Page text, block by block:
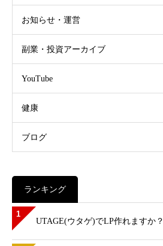
お知らせ・運営
副業・投資アーカイブ
YouTube
健康
ブログ
ランキング
1
UTAGE(ウタゲ)でLP作れますか？